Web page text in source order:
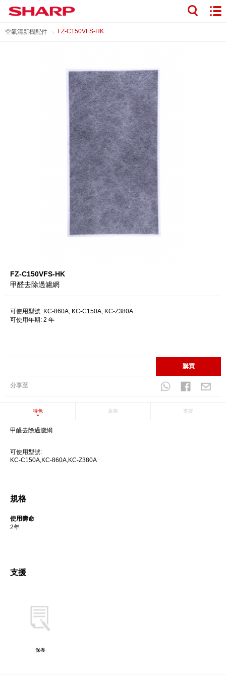
空氣清新機配件 FZ-C150VFS-HK
FZ-C150VFS-HK
甲醛去除過濾網
可使用型號: KC-860A, KC-C150A, KC-Z380A
可使用年期: 2 年
購買
分享至
特色 規格 支援
甲醛去除過濾網
可使用型號:
KC-C150A,KC-860A,KC-Z380A
規格
使用壽命
2年
支援
保養